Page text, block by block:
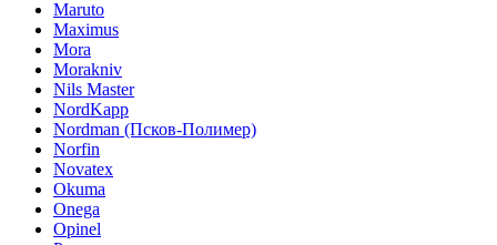
Maruto
Maximus
Mora
Morakniv
Nils Master
NordKapp
Nordman (Псков-Полимер)
Norfin
Novatex
Okuma
Onega
Opinel